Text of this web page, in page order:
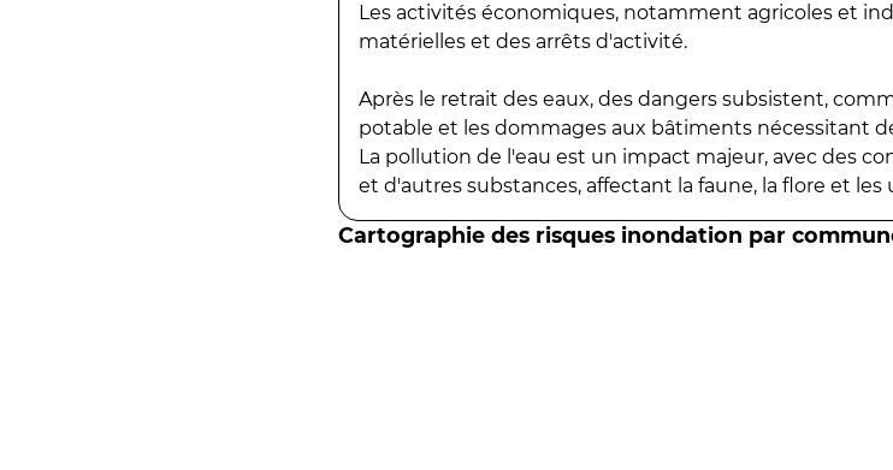
Les activités économiques, notamment agricoles et
matérielles et des arrêts d'activité.
Après le retrait des eaux, des dangers subsistent,
potable et les dommages aux bâtiments nécessitant
La pollution de l'eau est un impact majeur, avec des
et d'autres substances, affectant la faune, la flore et les
Cartographie des risques inondation par